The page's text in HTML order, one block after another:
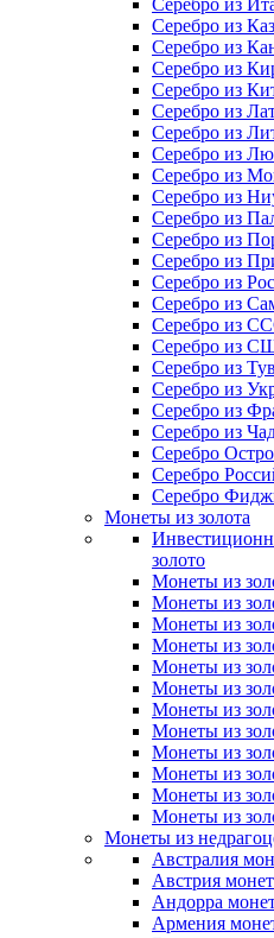
Серебро из
Серебро из
Серебро из
Серебро из
Серебро из
Серебро из
Серебро из
Серебро из
Серебро из
Серебро из
Серебро из
Серебро из
Серебро из
Серебро из
Серебро из
Серебро из
Серебро из
Серебро из
Серебро из
Серебро из
Серебро из
Серебро
Серебро
Серебро
Монеты из золота
золото
Монеты из
Монеты из
Монеты из
Монеты из
Монеты из
Монеты из
Монеты из
Монеты из
Монеты из
Монеты из
Монеты из
Монеты из
Монеты из
Австралия
Австрия
Андорра
Армения